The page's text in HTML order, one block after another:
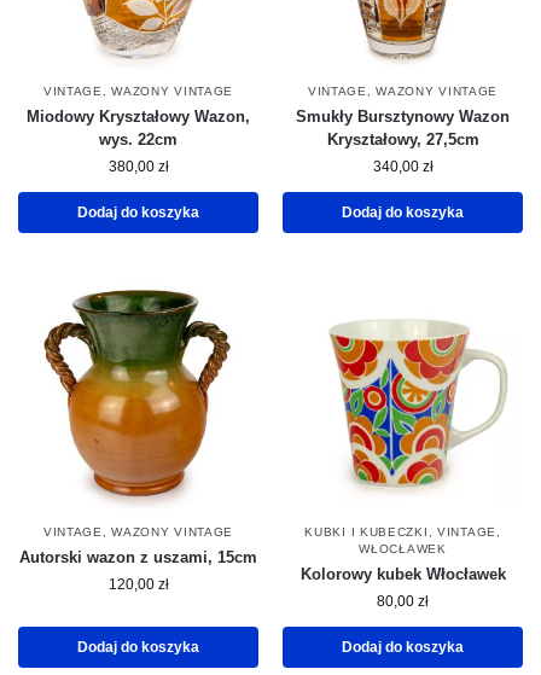
VINTAGE ,WAZONY VINTAGE
Miodowy Kryształowy Wazon,
wys. 22cm
380,00 zł
Dodaj do koszyka
VINTAGE ,WAZONY VINTAGE
Smukły Bursztynowy Wazon
Kryształowy, 27,5cm
340,00 zł
Dodaj do koszyka
VINTAGE ,WAZONY VINTAGE
Autorski wazon z uszami, 15cm
120,00 zł
Dodaj do koszyka
KUBKI I KUBECZKI VINTAGE
WŁOCŁAWEK
Kolorowy kubek Włocławek
80,00 zł
Dodaj do koszyka